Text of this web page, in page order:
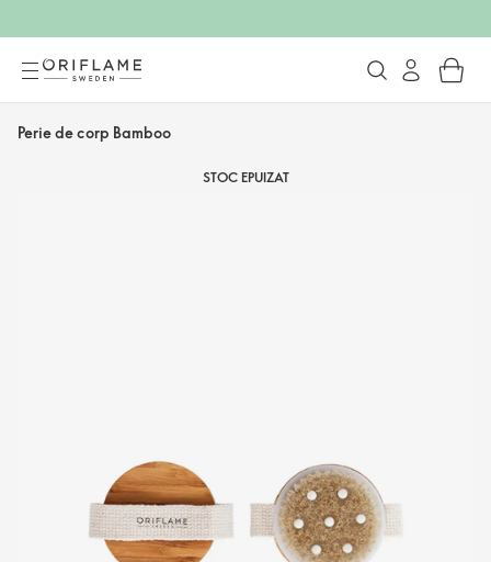
Perie de corp Bamboo
STOC EPUIZAT